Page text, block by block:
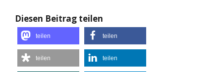
Diesen Beitrag teilen
teilen teilen
teilen teilen